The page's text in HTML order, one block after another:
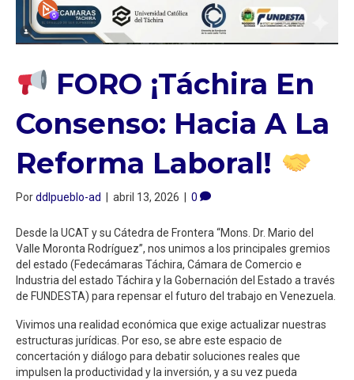
FORO ¡Táchira En
Consenso: Hacia A La
Reforma Laboral!
Porddlpueblo-ad abril 13, 2026 0
Desde la UCAT y su Cátedra de Frontera “Mons. Dr. Mario del
Valle Moronta Rodríguez”, nos unimos a los principales gremios
del estado (Fedecámaras Táchira, Cámara de Comercio e
Industria del estado Táchira y la Gobernación del Estado a través
de FUNDESTA) para repensar el futuro del trabajo en Venezuela.
Vivimos una realidad económica que exige actualizar nuestras
estructuras jurídicas. Por eso, se abre este espacio de
concertación y diálogo para debatir soluciones reales que
impulsen la productividad y la inversión, y a su vez pueda